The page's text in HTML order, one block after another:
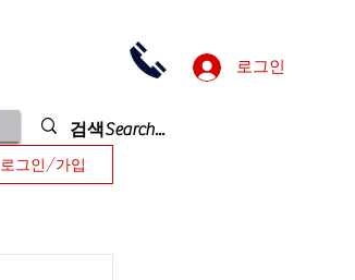
로그인
로그인/가입